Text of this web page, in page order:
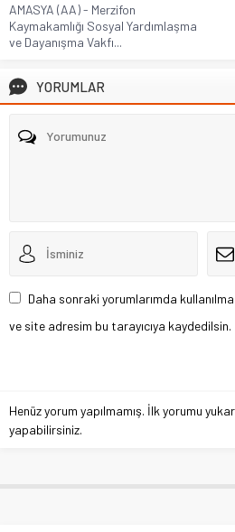
AMASYA (AA) - Merzifon
Kaymakamlığı Sosyal Yardımlaşma
ve Dayanışma Vakfı...
YORUMLAR
Daha sonraki yorumlarımda
ve site adresim bu tarayıcıya kaydedilsin.
Henüz yorum yapılmamış. İlk yorumu
yapabilirsiniz.